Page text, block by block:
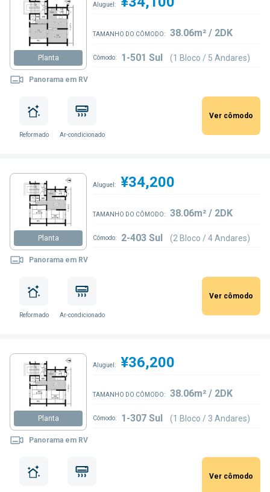
Planta
Panorama em RV
Aluguel:
TAMANHO DO CÔMODO: 38.06m² / 2DK
Cômodo: 1-501 Sul (1 Bloco / 5 Andares)
Reformado Ar-condicionado
Ver cômodo
Planta
Panorama em RV
Aluguel: ¥34,200
TAMANHO DO CÔMODO: 38.06m² / 2DK
Cômodo: 2-403 Sul (2 Bloco / 4 Andares)
Reformado Ar-condicionado
Ver cômodo
Planta
Panorama em RV
Aluguel: ¥36,200
TAMANHO DO CÔMODO: 38.06m² / 2DK
Cômodo: 1-307 Sul (1 Bloco / 3 Andares)
Ver cômodo